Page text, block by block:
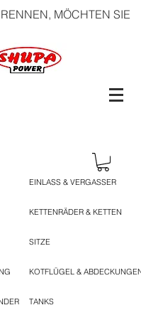
MÖCHTEN SIE
EINLASS & VERGASSER
KETTENRÄDER & KETTEN
SITZE
KOTFLÜGEL & ABDECKUNGEN
TANKS